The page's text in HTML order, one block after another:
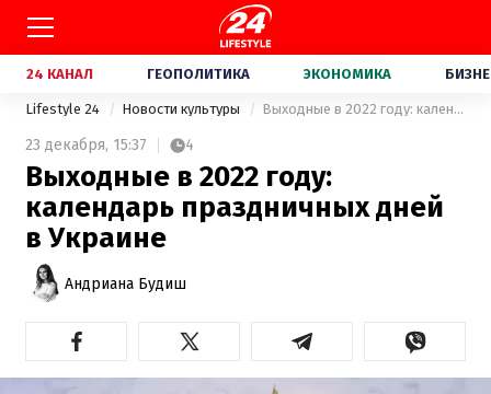
24 КАНАЛ ГЕОПОЛИТИКА ЭКОНОМИКА
Lifestyle 24 Новости культуры Выходные в 2022 году: календарь праздничных дней в Украине
23 декабря, 15:37 4
Выходные в 2022 году:
календарь праздничных дней
в Украине
Андриана Будиш